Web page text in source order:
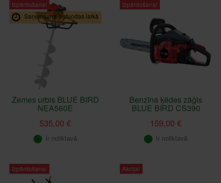
Izpārdošana!
Saņemšana 1 stundas laikā
Zemes urbis BLUE BIRD
NEA560E
535,00 €
Ir noliktavā
Izpārdošana!
Benzīna ķēdes zāģis
BLUE BIRD CS390
159,00 €
Ir noliktavā
Izpārdošana! Akcija!